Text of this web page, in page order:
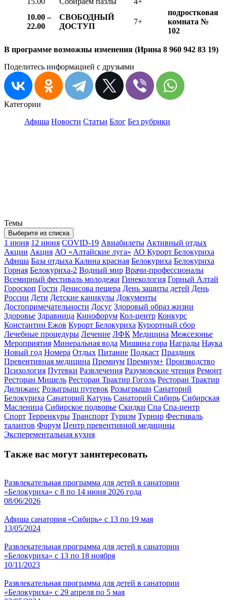
10.00 –
22.00
СВОБОДНЫЙ
ДОСТУП
7+
подростковая
комната №
102
В программе возможны изменения (Ирина 8 960 942 83 19)
Поделитесь информацией с друзьями
Категории
Афиша Новости Статьи Блог Без рубрики
Темы
Выберите из списка
1 июня 12 июня COVID-19 Авиабилеты Активный отдых
Акции Акция АО «Алтайские луга» АО Курорт Белокуриха
Афиша База отдыха Калина красная Белокуриха Белокуриха
Горная Белокуриха-2 Водный мир Врачи-профессионалы
Всемирный фестиваль молодежи Гинекология Горный Алтай
Гороскоп Гости Денисова пещера День защиты детей День
России Дети Детские каникулы Документы
Достопримечательности Досуг Здоровый образ жизни
Здоровье Здравница Кинофорум Кол-центр Конкурс
Константин Ежов Курорт Белокуриха Курортный сбор
Лечебные процедуры Лечение ЛФК Медицина Межсезонье
Мероприятия Минеральная вода Мишина гора Награды Наука
Новый год Номера Отдых Питание Подкаст Праздник
Превентивная медицина Премиум Премиум+ Производство
Психология Путевки Развлечения Разумовские чтения Ремонт
Ресторан Мишель Ресторан Трактир Гоголь Ресторан Трактир
Дилижанс Розыгрыш путевок Розыгрыши Санаторий
Белокуриха Санаторий Катунь Санаторий Сибирь Сибирская
Масленица Сибирское подворье Скидки Спа Спа-центр
Спорт Терренкуры Транспорт Туризм Турнир Фестиваль
талантов Форум Центр превентивной медицины
Эксперементальная кухня
Также вас могут заинтересовать
Развлекательная программа для детей в санатории
«Белокуриха» с 8 по 14 июня 2026 года
08/06/2026
Афиша санатория «Сибирь» с 13 по 19 мая
13/05/2024
Развлекательная программа для детей в санатории
«Белокуриха» с 13 по 18 ноября
10/11/2023
Развлекательная программа для детей в санатории
«Белокуриха» с 29 апреля по 5 мая